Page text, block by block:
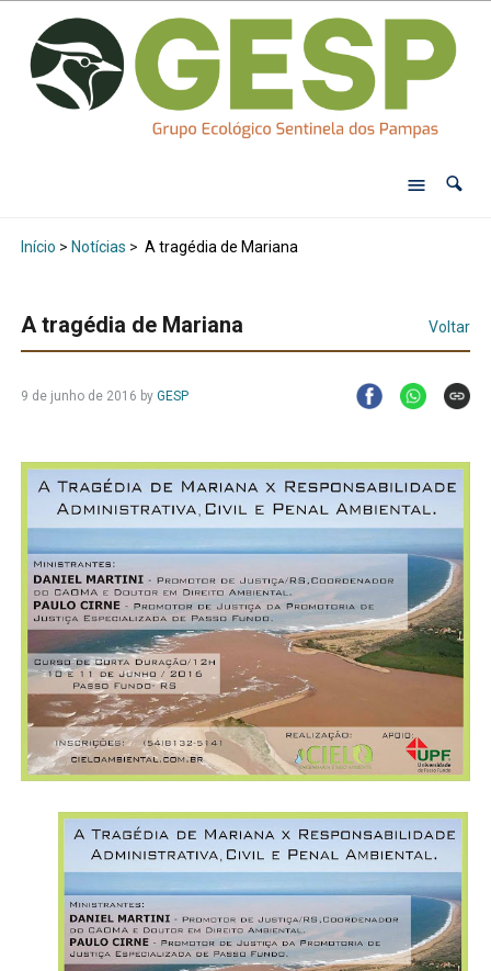
Início > Notícias > A tragédia de Mariana
A tragédia de Mariana Voltar
9 de junho de 2016 by GESP